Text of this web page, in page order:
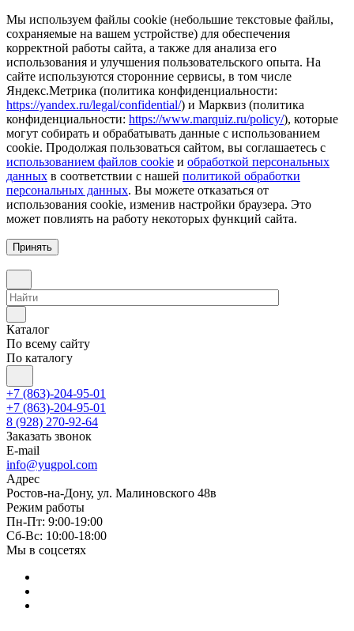
Мы используем файлы cookie (небольшие текстовые файлы,
сохраняемые на вашем устройстве) для обеспечения
корректной работы сайта, а также для анализа его
использования и улучшения пользовательского опыта. На
сайте используются сторонние сервисы, в том числе
Яндекс.Метрика (политика конфиденциальности:
https://yandex.ru/legal/confidential/) и Марквиз (политика
конфиденциальности: https://www.marquiz.ru/policy/), которые
могут собирать и обрабатывать данные с использованием
cookie. Продолжая пользоваться сайтом, вы соглашаетесь с
использованием файлов cookie и обработкой персональных
данных в соответствии с нашей политикой обработки
персональных данных. Вы можете отказаться от
использования cookie, изменив настройки браузера. Это
может повлиять на работу некоторых функций сайта.
Принять
Каталог
По всему сайту
По каталогу
+7 (863)-204-95-01
+7 (863)-204-95-01
8 (928) 270-92-64
Заказать звонок
E-mail
info@yugpol.com
Адрес
Ростов-на-Дону, ул. Малиновского 48в
Режим работы
Пн-Пт: 9:00-19:00
Cб-Вс: 10:00-18:00
Мы в соцсетях